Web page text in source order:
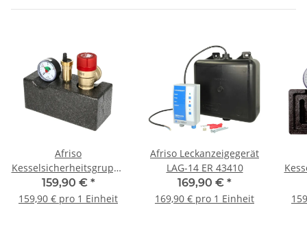
Afriso
Kesselsicherheitsgruppe
für Heizungsanlagen bis
200 kW Isolierung 77627
159,90 € *
159,90 € pro 1 Einheit
Afriso Leckanzeigegerät
LAG-14 ER 43410
169,90 € *
169,90 € pro 1 Einheit